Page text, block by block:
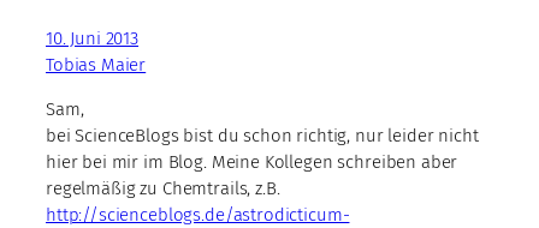
10. Juni 2013
Tobias Maier
Sam,
bei ScienceBlogs bist du schon richtig, nur leider nicht
hier bei mir im Blog. Meine Kollegen schreiben aber
regelmäßig zu Chemtrails, z.B.
http://scienceblogs.de/astrodicticum-